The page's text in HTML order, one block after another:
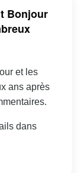
Bonjour
et les
ans après
dans